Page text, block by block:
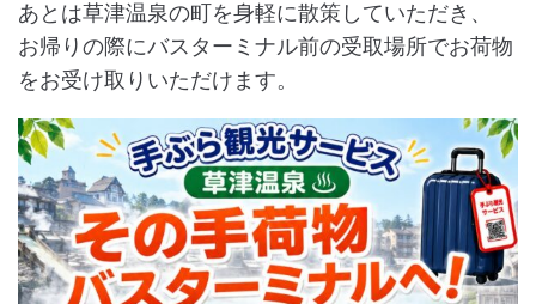
あとは草津温泉の町を身軽に散策していただき、
お帰りの際にバスターミナル前の受取場所でお荷物
をお受け取りいただけます。